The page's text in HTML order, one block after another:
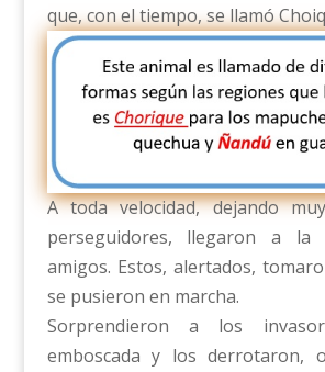
que, con el tiempo, se llamó
A toda velocidad, dejando
perseguidores, llegaron a
amigos. Estos, alertados,
se pusieron en marcha.
Sorprendieron a los
emboscada y los derrotaron,